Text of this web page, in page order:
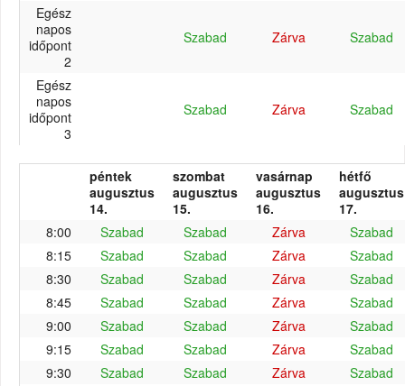
Egész
napos
időpont
2
Szabad Zárva Szabad
Egész
napos
időpont
3
Szabad Zárva Szabad
péntek
augusztus
14.
szombat
augusztus
15.
vasárnap
augusztus
16.
hétfő
augusztus
17.
8:00
Szabad Szabad Zárva
Szabad
8:15
Szabad Szabad Zárva
Szabad
8:30
Szabad Szabad Zárva
Szabad
8:45
Szabad Szabad Zárva
Szabad
9:00
Szabad Szabad Zárva
Szabad
9:15
Szabad Szabad Zárva
Szabad
9:30
Szabad Szabad Zárva
Szabad